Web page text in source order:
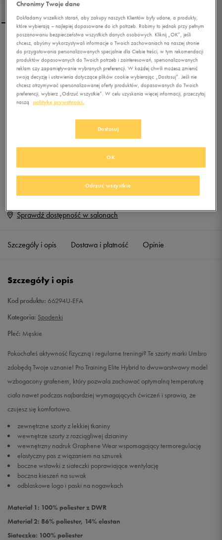
UMBRO SZORTY PRO
TRAINING ELITE HYBRID
0.0 (0)
39,99zł z Vat
Jeśli artykuł będzie ponownie dostępny, otrzymasz od nas powiadomienie.
S Powiadom o dostępności
M Powiadom o dostępności
XXL Powiadom o dostępności
Sprawdź dostępność w salonach
Szczegóły i opis Dostawa i płatność Opinie
Szczegóły i opis
Kod produktu: 66294U-EFA
Kategoria: Spodenki
Płeć: Męskie
Pokochałeś aktywność fizyczną i regularne treningi? Te szorty marki Umbro
zdobędą Twoje uznanie! Pro Training Elite Hybrid to dwuwarstwowy model
wzbogacony grafenem, który pozwala zachować optymalną temperaturę
ciała nawet podczas najbardziej wymagających ćwiczeń i sprawia, że
czujesz się komfortowo.
zewnętrzne szorty z lekkiej tkaniny
wewnętrze szorty z rozciągliwej dzianiny
wewnętrzny nadruk Graphene Wear wspomagający termoregulację
elastyczny pas z wiązaniem na sznurek
boczne wstawki z siateczki poprawiające wentylację
boczna kieszeń na suwak
odblaskowe logo i paski na nogawkach
Materiał 1: 100% poliester z DWR
Materiał 2: 86% poliester, 14% elastan
Siateczka: 100% poliester
Chronimy Twoje dane
Dokładamy wszelkich starań, aby zakupy naszych Klientów były udane, a produkty,
które wybierają – najlepiej dopasowane do ich potrzeb. Robimy to jednak przy pełnym
poszanowaniu bezpieczeństwa wszystkich danych osobowych. Kliknij „OK”, jeśli
chcesz, abyśmy wykorzystywali informacje o Twoich zachowaniach na naszej stronie
do przygotowania personalizowanych specjalnie dla Ciebie treści, w tym rekomendacji
produktów dopasowanych do Twoich potrzeb i zainteresowań, spersonalizowanych
reklam czy zapamiętywanie wybranych preferencji. W każdej chwili możesz zmienić
swoją decyzję i ustawienia dotyczące plików cookie wybierając „Dostosuj”. Jeśli nie
chcesz otrzymywać spersonalizowanej oferty produktów, dopasowanych do Twoich
preferencji, wybierz „Odrzuć wszystkie”. W celu uzyskania więcej informacji, przeczytaj
naszą
politykę prywatności.
Dostosuj
Odrzuć wszystkie
OK